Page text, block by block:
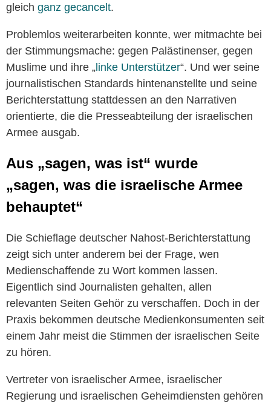
gleich ganz gecancelt.
Problemlos weiterarbeiten konnte, wer mitmachte bei
der Stimmungsmache: gegen Palästinenser, gegen
Muslime und ihre „linke Unterstützer“. Und wer seine
journalistischen Standards hintenanstellte und seine
Berichterstattung stattdessen an den Narrativen
orientierte, die die Presseabteilung der israelischen
Armee ausgab.
Aus „sagen, was ist“ wurde
„sagen, was die israelische Armee
behauptet“
Die Schieflage deutscher Nahost-Berichterstattung
zeigt sich unter anderem bei der Frage, wen
Medienschaffende zu Wort kommen lassen.
Eigentlich sind Journalisten gehalten, allen
relevanten Seiten Gehör zu verschaffen. Doch in der
Praxis bekommen deutsche Medienkonsumenten seit
einem Jahr meist die Stimmen der israelischen Seite
zu hören.
Vertreter von israelischer Armee, israelischer
Regierung und israelischen Geheimdiensten gehören